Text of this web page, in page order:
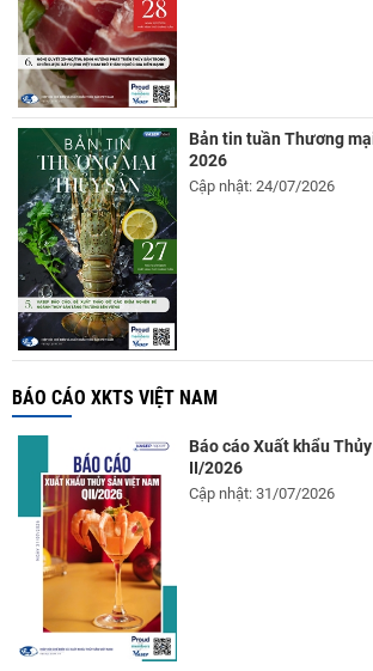
Bản tin tuần Thương
2026
Cập nhật: 24/07/2026
BÁO CÁO XKTS VIỆT NAM
Báo cáo Xuất khẩu
II/2026
Cập nhật: 31/07/2026